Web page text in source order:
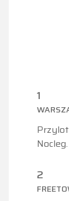
1
Nocleg.
2